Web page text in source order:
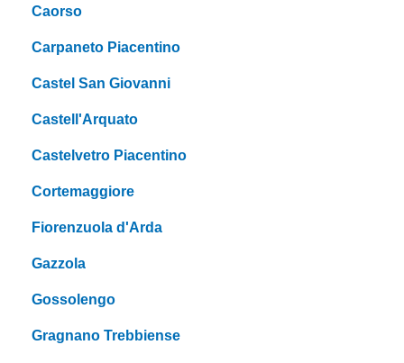
Caorso
Carpaneto Piacentino
Castel San Giovanni
Castell'Arquato
Castelvetro Piacentino
Cortemaggiore
Fiorenzuola d'Arda
Gazzola
Gossolengo
Gragnano Trebbiense